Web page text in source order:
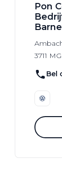
Pon
3711 MG
Bel